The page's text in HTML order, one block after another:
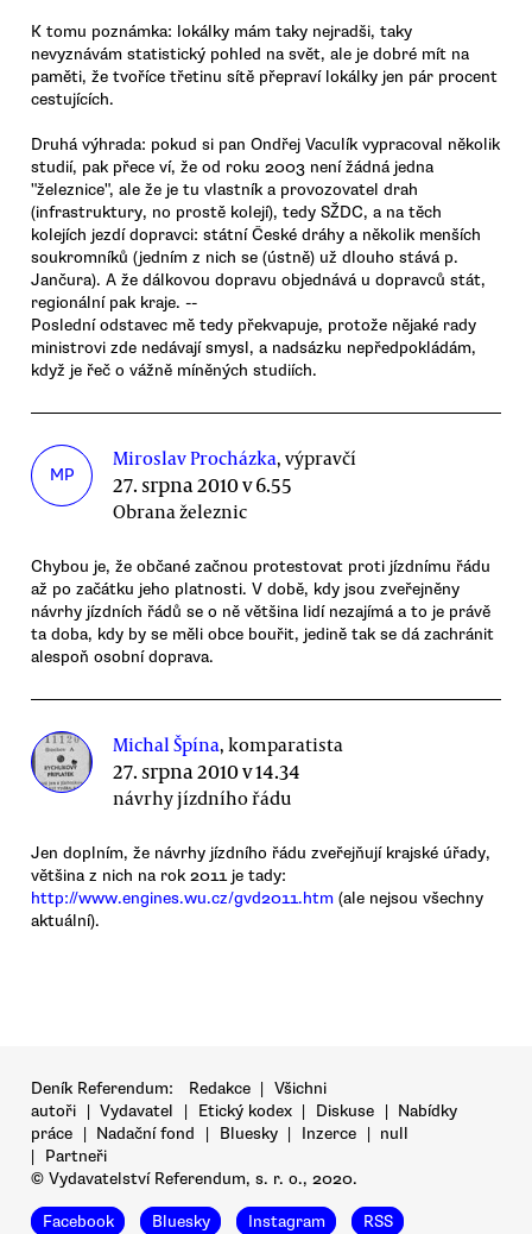
K tomu poznámka: lokálky mám taky nejradši, taky
nevyznávám statistický pohled na svět, ale je dobré mít na
paměti, že tvoříce třetinu sítě přepraví lokálky jen pár procent
cestujících.
Druhá výhrada: pokud si pan Ondřej Vaculík vypracoval několik
studií, pak přece ví, že od roku 2003 není žádná jedna
"železnice", ale že je tu vlastník a provozovatel drah
(infrastruktury, no prostě kolejí), tedy SŽDC, a na těch
kolejích jezdí dopravci: státní České dráhy a několik menších
soukromníků (jedním z nich se (ústně) už dlouho stává p.
Jančura). A že dálkovou dopravu objednává u dopravců stát,
regionální pak kraje. --
Poslední odstavec mě tedy překvapuje, protože nějaké rady
ministrovi zde nedávají smysl, a nadsázku nepředpokládám,
když je řeč o vážně míněných studiích.
MP
Miroslav Procházka, výpravčí
27. srpna 2010 v 6.55
Obrana železnic
Chybou je, že občané začnou protestovat proti jízdnímu řádu
až po začátku jeho platnosti. V době, kdy jsou zveřejněny
návrhy jízdních řádů se o ně většina lidí nezajímá a to je právě
ta doba, kdy by se měli obce bouřit, jedině tak se dá zachránit
alespoň osobní doprava.
Michal Špína, komparatista
27. srpna 2010 v 14.34
návrhy jízdního řádu
Jen doplním, že návrhy jízdního řádu zveřejňují krajské úřady,
většina z nich na rok 2011 je tady:
http://www.engines.wu.cz/gvd2011.htm (ale nejsou všechny
aktuální).
Deník Referendum: Redakce | Všichni
autoři | Vydavatel | Etický kodex | Diskuse | Nabídky
práce | Nadační fond | Bluesky | Inzerce | null
|
Partneři
© Vydavatelství Referendum, s. r. o., 2020.
Facebook Bluesky Instagram RSS